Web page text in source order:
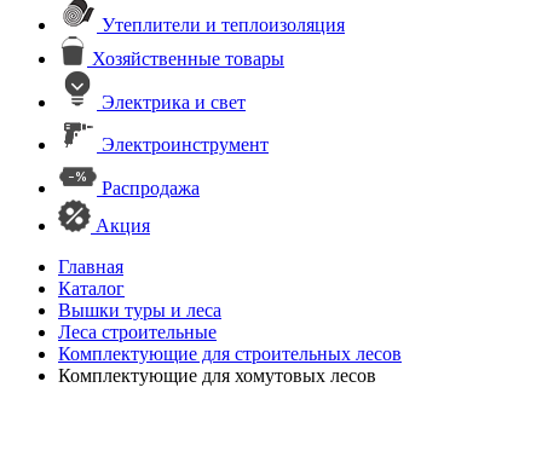
Утеплители и теплоизоляция
Хозяйственные товары
Электрика и свет
Электроинструмент
Распродажа
Акция
Главная
Каталог
Вышки туры и леса
Леса строительные
Комплектующие для строительных лесов
Комплектующие для хомутовых лесов